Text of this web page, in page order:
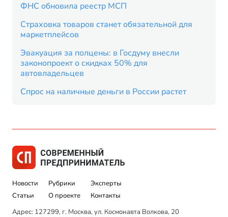
ФНС обновила реестр МСП
Страховка товаров станет обязательной для
маркетплейсов
Эвакуация за полцены: в Госдуму внесли
законопроект о скидках 50% для
автовладельцев
Спрос на наличные деньги в России растет
Новости
Статьи
Рубрики
О проекте
Эксперты
Контакты
Адрес: 127299, г. Москва, ул. Космонавта Волкова, 20